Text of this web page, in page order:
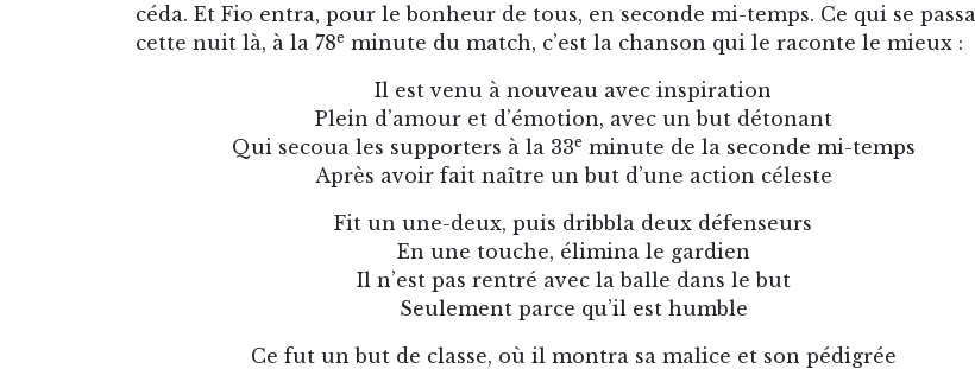
céda. Et Fio entra, pour le bonheur de tous, en seconde mi-temps. Ce qui se passa
cette nuit là, à la 78e minute du match, c’est la chanson qui le raconte le mieux :
Il est venu à nouveau avec inspiration
Plein d’amour et d’émotion, avec un but détonant
Qui secoua les supporters à la 33e minute de la seconde mi-temps
Après avoir fait naître un but d’une action céleste
Fit un une-deux, puis dribbla deux défenseurs
En une touche, élimina le gardien
Il n’est pas rentré avec la balle dans le but
Seulement parce qu’il est humble
Ce fut un but de classe, où il montra sa malice et son pédigrée